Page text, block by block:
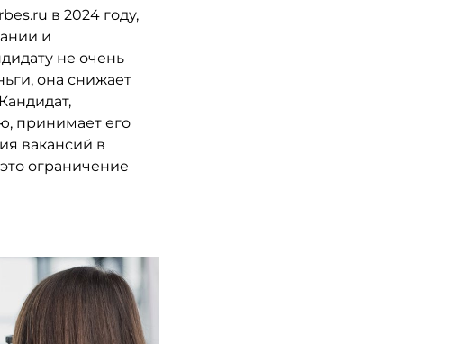
в 2024 году,
и
не очень
она снижает
принимает его
вакансий в
ограничение